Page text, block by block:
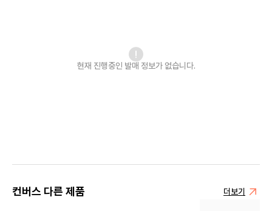
현재 진행중인 발매 정보가 없습니다.
컨버스 다른 제품 더보기